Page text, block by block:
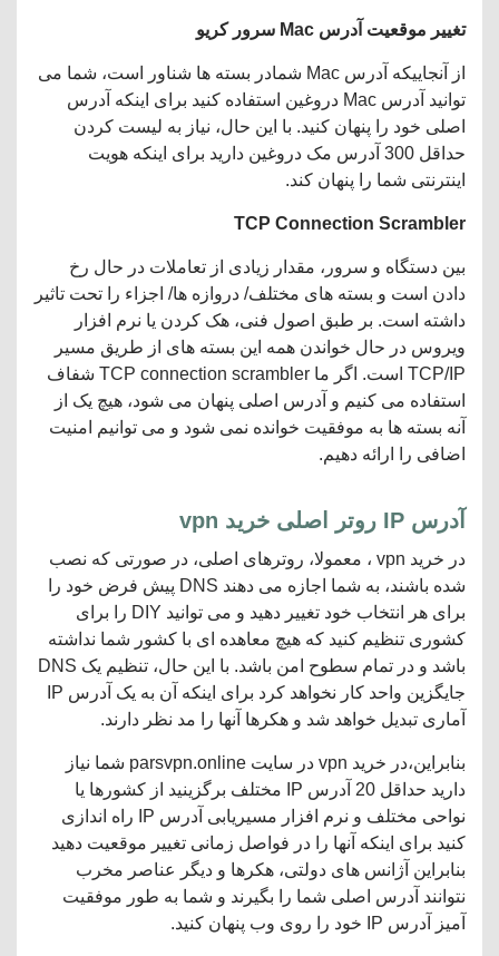
تغییر موقعیت آدرس Mac سرور کریو
از آنجاییکه آدرس Mac شمادر بسته ها شناور است، شما می
توانید آدرس Mac دروغین استفاده کنید برای اینکه آدرس
اصلی خود را پنهان کنید. با این حال، نیاز به لیست کردن
حداقل 300 آدرس مک دروغین دارید برای اینکه هویت
اینترنتی شما را پنهان کند.
TCP Connection Scrambler
بین دستگاه و سرور، مقدار زیادی از تعاملات در حال رخ
دادن است و بسته های مختلف/ دروازه ها/ اجزاء را تحت تاثیر
داشته است. بر طبق اصول فنی، هک کردن یا نرم افزار
ویروس در حال خواندن همه این بسته های از طریق مسیر
TCP/IP است. اگر ما TCP connection scrambler شفاف
استفاده می کنیم و آدرس اصلی پنهان می شود، هیچ یک از
آنه بسته ها به موفقیت خوانده نمی شود و می توانیم امنیت
اضافی را ارائه دهیم.
آدرس IP روتر اصلی خرید vpn
در خرید vpn ، معمولا، روترهای اصلی، در صورتی که نصب
شده باشند، به شما اجازه می دهند DNS پیش فرض خود را
برای هر انتخاب خود تغییر دهید و می توانید DIY را برای
کشوری تنظیم کنید که هیچ معاهده ای با کشور شما نداشته
باشد و در تمام سطوح امن باشد. با این حال، تنظیم یک DNS
جایگزین واحد کار نخواهد کرد برای اینکه آن به یک آدرس IP
آماری تبدیل خواهد شد و هکرها آنها را مد نظر دارند.
بنابراین،در خرید vpn در سایت parsvpn.online شما نیاز
دارید حداقل 20 آدرس IP مختلف برگزینید از کشورها یا
نواحی مختلف و نرم افزار مسیریابی آدرس IP راه اندازی
کنید برای اینکه آنها را در فواصل زمانی تغییر موقعیت دهید
بنابراین آژانس های دولتی، هکرها و دیگر عناصر مخرب
نتوانند آدرس اصلی شما را بگیرند و شما به طور موفقیت
آمیز آدرس IP خود را روی وب پنهان کنید.